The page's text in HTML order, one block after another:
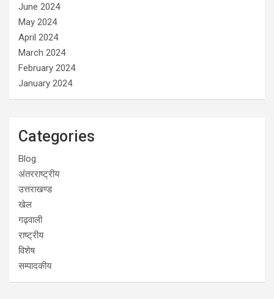
June 2024
May 2024
April 2024
March 2024
February 2024
January 2024
Categories
Blog
अंतरराष्ट्रीय
उत्तराखण्ड
खेल
गढ़वाली
राष्ट्रीय
विशेष
सम्पादकीय